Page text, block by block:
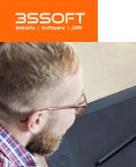
main
content